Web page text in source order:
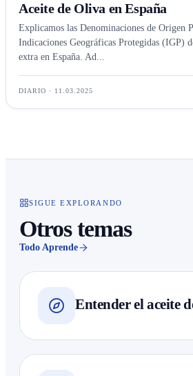
Aceite de Oliva en España
Explicamos las Denominaciones de Origen
Indicaciones Geográficas Protegidas (IGP)
extra en España. Ad...
DIARIO · 11.03.2025
SIGUE EXPLORANDO
Otros temas
Todo Aprende
Entender el aceite